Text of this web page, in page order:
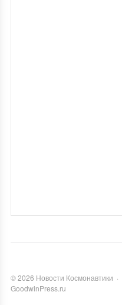
©2026 Новости Космонавтики ·
GoodwinPress.ru